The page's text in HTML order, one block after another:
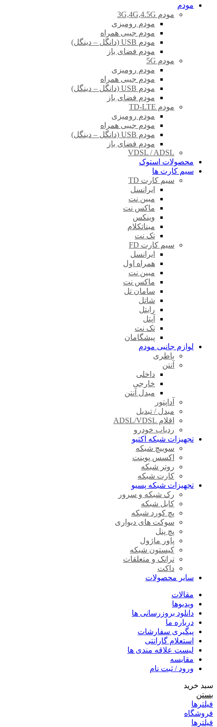
مودم
مودم 3G,4G,4.5G
مودم رومیزی
مودم جیبی همراه
مودم USB (دانگل – دینگل)
مودم فضای باز
مودم 5G
مودم رومیزی
مودم جیبی همراه
مودم USB (دانگل – دینگل)
مودم فضای باز
مودم TD-LTE
مودم رومیزی
مودم جیبی همراه
مودم USB (دانگل – دینگل)
مودم فضای باز
VDSL / ADSL
محصولات استوک
سیم کارت ها
سیم کارت TD
ایرانسل
مبین نت
ماکس نت
وینکس
مبناتکلام
تک نت
سیم کارت FD
ایرانسل
همراه اول
مبین نت
ماکس نت
سامان تل
شاتل
رایتل
آپتل
تک نت
پیشگامان
لوازم جانبی مودم
باطری
آنتن
داخلی
خارجی
مبدل آنتن
آداپتور
مبدل / تبدیل
اقلام ADSL/VDSL
ردیاب خودرو
تجهیزات شبکه اکتیو
سوییچ شبکه
اکسس پوینت
روتر شبکه
کارت شبکه
تجهیزات شبکه پسیو
رک شبکه و سرور
کابل شبکه
پچ کورد شبکه
سوکت های دیواری
پچ پنل
پاور ماژول
کیستون شبکه
ترانک و متعلقات
داکت
سایر محصولات
مقالات
ویدیوها
دانلود بروزرسانی ها
درباره ما
پیگیری سفارشات
استعلام گارانتی
لیست علاقه مندی ها
مقایسه
ورود / ثبت نام
سبد خرید
بستن
فیلترها
فروشگاه
فیلترها